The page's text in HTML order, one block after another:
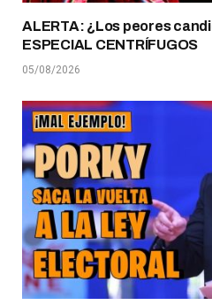
ALERTA: ¿Los peores
ESPECIAL CENTRÍFUGOS
05/08/2026